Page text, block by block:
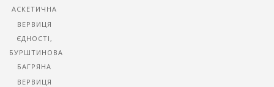
АСКЕТИЧНА
ВЕРВИЦЯ
ЄДНОСТІ,
БУРШТИНОВА
БАГРЯНА
ВЕРВИЦЯ